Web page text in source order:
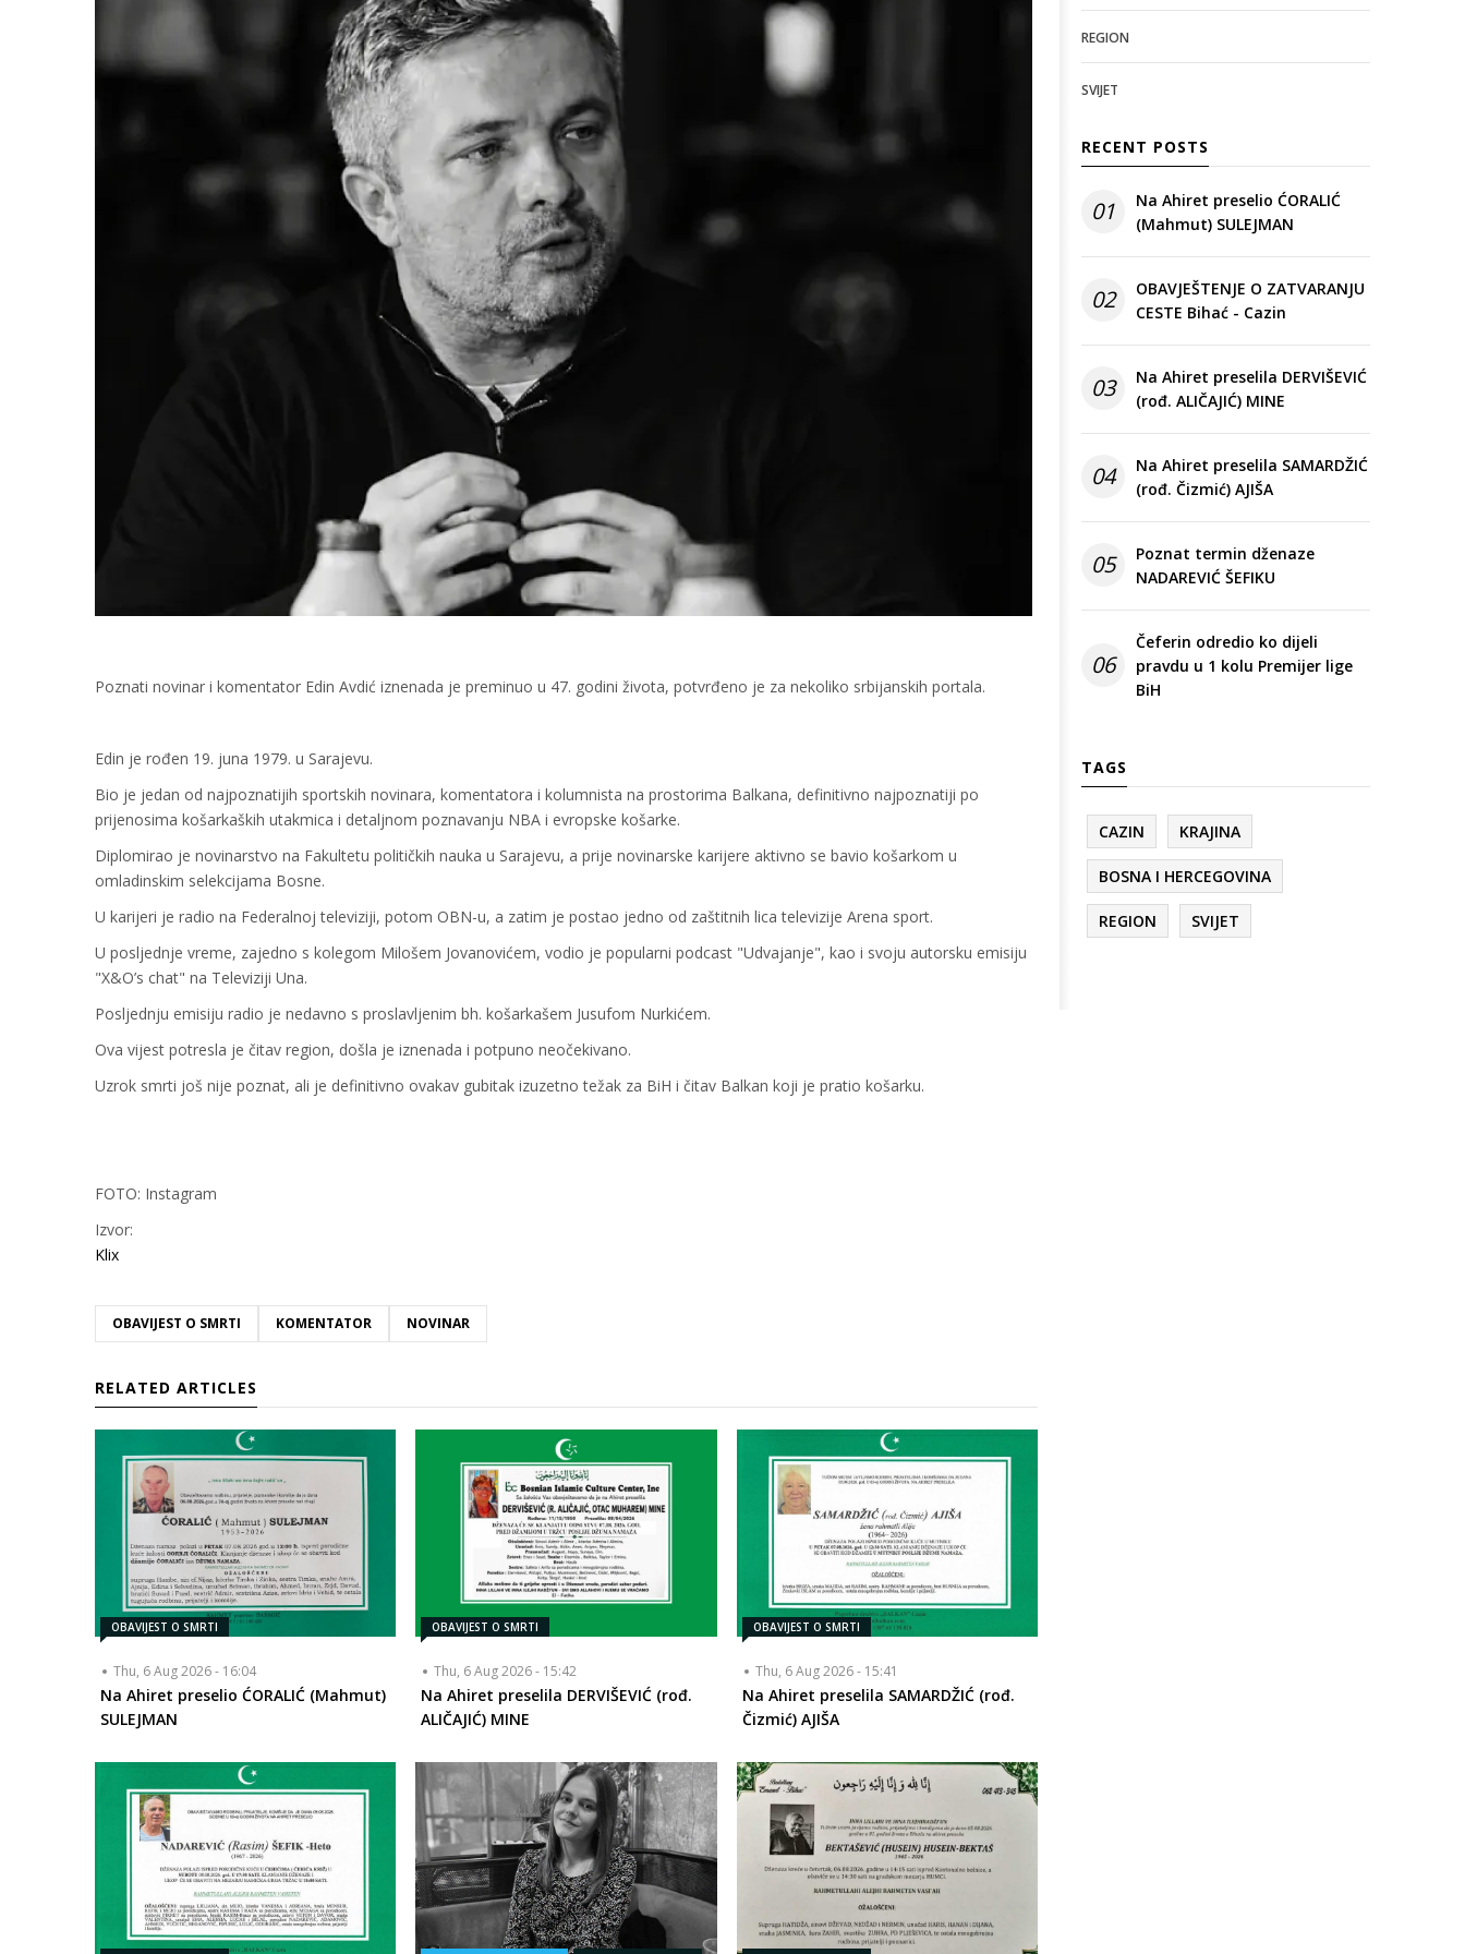
Poznati novinar i komentator Edin Avdić iznenada je preminuo u 47. godini života, potvrđeno je za nekoliko srbijanskih portala.
Edin je rođen 19. juna 1979. u Sarajevu.
Bio je jedan od najpoznatijih sportskih novinara, komentatora i kolumnista na prostorima Balkana, definitivno najpoznatiji po
prijenosima košarkaških utakmica i detaljnom poznavanju NBA i evropske košarke.
Diplomirao je novinarstvo na Fakultetu političkih nauka u Sarajevu, a prije novinarske karijere aktivno se bavio košarkom u
omladinskim selekcijama Bosne.
U karijeri je radio na Federalnoj televiziji, potom OBN-u, a zatim je postao jedno od zaštitnih lica televizije Arena sport.
U posljednje vreme, zajedno s kolegom Milošem Jovanovićem, vodio je popularni podcast "Udvajanje", kao i svoju autorsku emisiju
"X&O’s chat" na Televiziji Una.
Posljednju emisiju radio je nedavno s proslavljenim bh. košarkašem Jusufom Nurkićem.
Ova vijest potresla je čitav region, došla je iznenada i potpuno neočekivano.
Uzrok smrti još nije poznat, ali je definitivno ovakav gubitak izuzetno težak za BiH i čitav Balkan koji je pratio košarku.
FOTO: Instagram
Izvor:
Klix
OBAVIJEST O SMRTI KOMENTATOR NOVINAR
RELATED ARTICLES
OBAVIJEST O SMRTI
Thu, 6 Aug 2026 - 16:04
Na Ahiret preselio ĆORALIĆ (Mahmut)
SULEJMAN
OBAVIJEST O SMRTI
Thu, 6 Aug 2026 - 15:42
Na Ahiret preselila DERVIŠEVIĆ (rođ.
ALIČAJIĆ) MINE
OBAVIJEST O SMRTI
Thu, 6 Aug 2026 - 15:41
Na Ahiret preselila SAMARDŽIĆ (rođ.
Čizmić) AJIŠA
REGION
SVIJET
RECENT POSTS
01
Na Ahiret preselio ĆORALIĆ
(Mahmut) SULEJMAN
02
OBAVJEŠTENJE O ZATVARANJU
CESTE Bihać - Cazin
03
Na Ahiret preselila DERVIŠEVIĆ
(rođ. ALIČAJIĆ) MINE
04
Na Ahiret preselila SAMARDŽIĆ
(rođ. Čizmić) AJIŠA
05
Poznat termin dženaze
NADAREVIĆ ŠEFIKU
06
Čeferin odredio ko dijeli
pravdu u 1 kolu Premijer lige
BiH
TAGS
CAZIN KRAJINA
BOSNA I HERCEGOVINA
REGION SVIJET